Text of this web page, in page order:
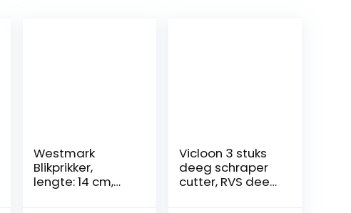
Westmark
Blikprikker,
lengte: 14 cm,
Vicloon 3 stuks
deeg schraper
cutter, RVS deeg